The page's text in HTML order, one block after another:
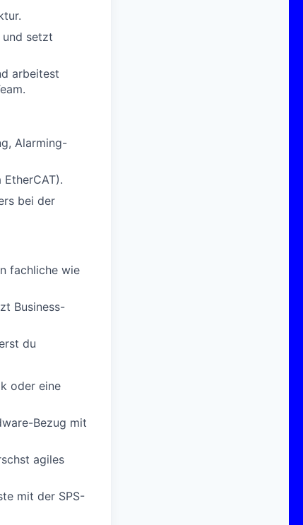
und setzt
arbeitest
Alarming-
bei der
fachliche wie
Business-
du
oder eine
Bezug mit
agiles
mit der SPS-